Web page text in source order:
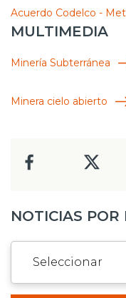
Acuerdo Codelco -
MULTIMEDIA
Minería Subterránea
Minera cielo abierto
NOTICIAS POR